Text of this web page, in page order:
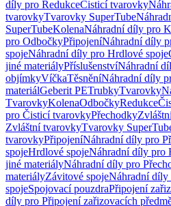
díly pro RedukceČisticí tvarovky
tvarovkyTvarovky SuperTube
SuperTubeKolenaNáhradní díly pro
pro OdbočkyPřipojeníNáhradní díly
spojeNáhradní díly pro Hrdlové spoje
jiné materiályPříslušenstvíNáhradní
objímkyVíčkaTěsněníNáhradní díly
materiálGeberit PETrubkyTvarovky
TvarovkyKolenaOdbočkyRedukce
pro Čisticí tvarovkyPřechodky
Zvláštní tvarovkyTvarovky
tvarovkyPřipojeníNáhradní díly pro
spojeHrdlové spojeNáhradní díly pro
jiné materiályNáhradní díly pro
materiályZávitové spojeNáhradní díly
spojeSpojovací pouzdraPřipojení
díly pro Připojení zařizovacích